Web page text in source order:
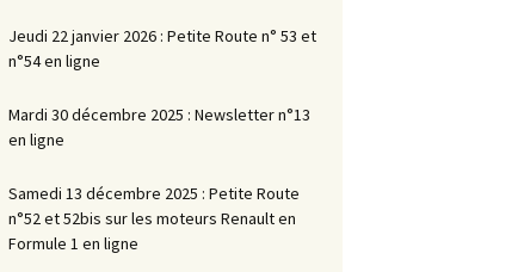
Jeudi 22 janvier 2026 : Petite Route n° 53 et
n°54 en ligne
Mardi 30 décembre 2025 : Newsletter n°13
en ligne
Samedi 13 décembre 2025 : Petite Route
n°52 et 52bis sur les moteurs Renault en
Formule 1 en ligne